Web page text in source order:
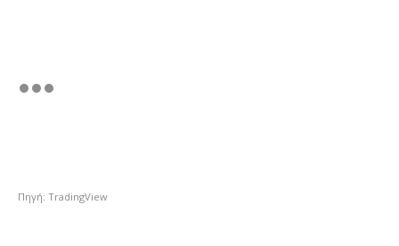
Πηγή: TradingView